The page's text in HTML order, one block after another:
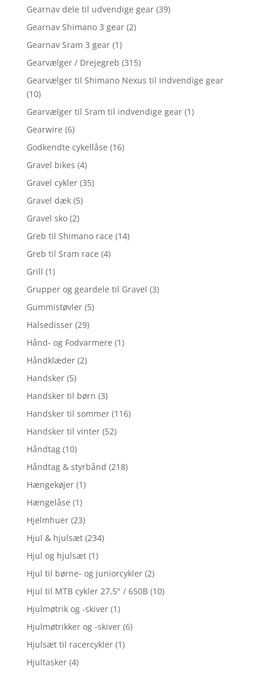
Gearnav dele til udvendige gear (39)
Gearnav Shimano 3 gear (2)
Gearnav Sram 3 gear (1)
Gearvælger / Drejegreb (315)
Gearvælger til Shimano Nexus til indvendige gear
(10)
Gearvælger til Sram til indvendige gear (1)
Gearwire (6)
Godkendte cykellåse (16)
Gravel bikes (4)
Gravel cykler (35)
Gravel dæk (5)
Gravel sko (2)
Greb til Shimano race (14)
Greb til Sram race (4)
Grill (1)
Grupper og geardele til Gravel (3)
Gummistøvler (5)
Halsedisser (29)
Hånd- og Fodvarmere (1)
Håndklæder (2)
Handsker (5)
Handsker til børn (3)
Handsker til sommer (116)
Handsker til vinter (52)
Håndtag (10)
Håndtag & styrbånd (218)
Hængekøjer (1)
Hængelåse (1)
Hjelmhuer (23)
Hjul & hjulsæt (234)
Hjul og hjulsæt (1)
Hjul til børne- og juniorcykler (2)
Hjul til MTB cykler 27,5" / 650B (10)
Hjulmøtrik og -skiver (1)
Hjulmøtrikker og -skiver (6)
Hjulsæt til racercykler (1)
Hjultasker (4)